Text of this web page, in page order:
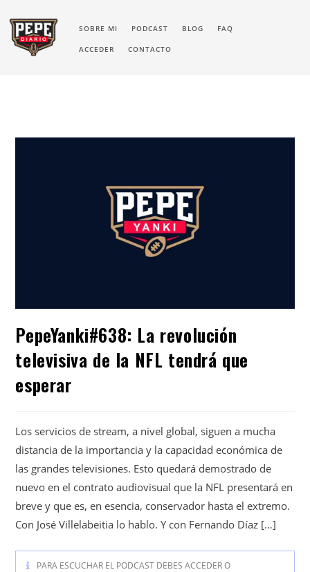
SOBRE MI PODCAST BLOG FAQ
ACCEDER CONTACTO
PepeYanki#638: La revolución
televisiva de la NFL tendrá que
esperar
Los servicios de stream, a nivel global, siguen a mucha
distancia de la importancia y la capacidad económica de
las grandes televisiones. Esto quedará demostrado de
nuevo en el contrato audiovisual que la NFL presentará en
breve y que es, en esencia, conservador hasta el extremo.
Con José Villelabeitia lo hablo. Y con Fernando Díaz […]
PARA ESCUCHAR EL PODCAST DEBES ACCEDER O